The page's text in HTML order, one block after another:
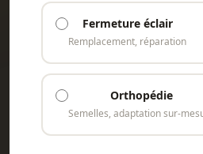
Fermeture éclair
Remplacement, réparation
Orthopédie
Semelles, adaptation sur-